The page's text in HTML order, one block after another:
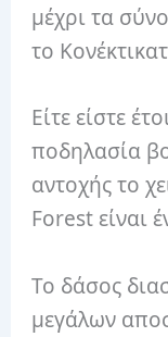
μέχρι τα
το
Είτε είστε
ποδηλασία
αντοχής το
Forest είναι
Το δάσος
μεγάλων